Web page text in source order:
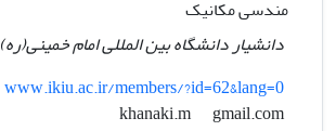
مندسی مکانیک
دانشیار دانشگاه بین المللی امام خمینی(ره)
www.ikiu.ac.ir/members/?id=62&lang=0
gmail.com